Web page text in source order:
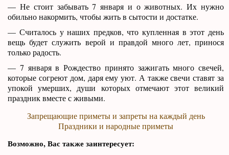
— Не стоит забывать 7 января и о животных. Их нужно
обильно накормить, чтобы жить в сытости и достатке.
— Считалось у наших предков, что купленная в этот день
вещь будет служить верой и правдой много лет, принося
только радость.
— 7 января в Рождество принято зажигать много свечей,
которые согреют дом, даря ему уют. А также свечи ставят за
упокой умерших, души которых отмечают этот великий
праздник вместе с живыми.
Запрещающие приметы и запреты на каждый день
Праздники и народные приметы
Возможно, Вас также заинтересует: